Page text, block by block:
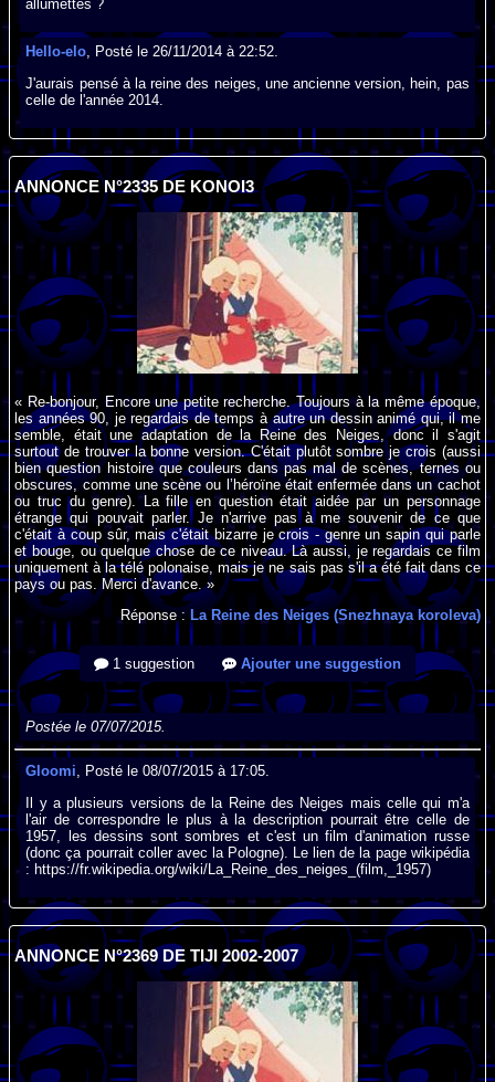
allumettes ?
Hello-elo, Posté le 26/11/2014 à 22:52.
J'aurais pensé à la reine des neiges, une ancienne version, hein, pas
celle de l'année 2014.
ANNONCE N°2335 DE KONOI3
« Re-bonjour, Encore une petite recherche. Toujours à la même époque,
les années 90, je regardais de temps à autre un dessin animé qui, il me
semble, était une adaptation de la Reine des Neiges, donc il s'agit
surtout de trouver la bonne version. C'était plutôt sombre je crois (aussi
bien question histoire que couleurs dans pas mal de scènes, ternes ou
obscures, comme une scène ou l’héroïne était enfermée dans un cachot
ou truc du genre). La fille en question était aidée par un personnage
étrange qui pouvait parler. Je n'arrive pas à me souvenir de ce que
c'était à coup sûr, mais c'était bizarre je crois - genre un sapin qui parle
et bouge, ou quelque chose de ce niveau. Là aussi, je regardais ce film
uniquement à la télé polonaise, mais je ne sais pas s'il a été fait dans ce
pays ou pas. Merci d'avance. »
Réponse :La Reine des Neiges (Snezhnaya koroleva)
1 suggestion Ajouter une suggestion
Postée le 07/07/2015.
Gloomi, Posté le 08/07/2015 à 17:05.
Il y a plusieurs versions de la Reine des Neiges mais celle qui m'a
l'air de correspondre le plus à la description pourrait être celle de
1957, les dessins sont sombres et c'est un film d'animation russe
(donc ça pourrait coller avec la Pologne). Le lien de la page wikipédia
: https://fr.wikipedia.org/wiki/La_Reine_des_neiges_(film,_1957)
ANNONCE N°2369 DE TIJI 2002-2007